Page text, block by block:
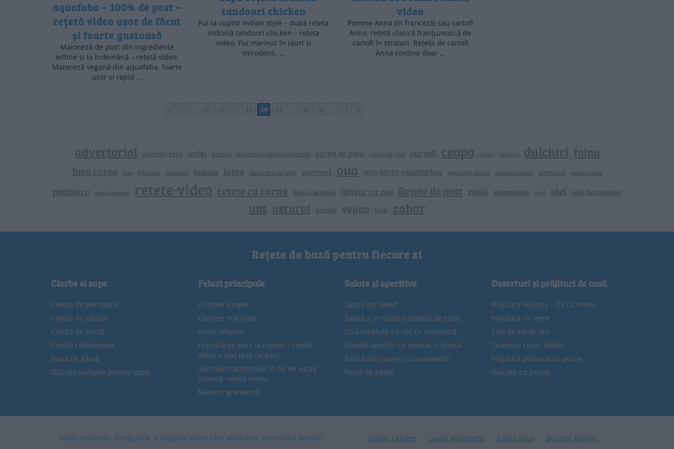
aquafaba – 100% de post –
rețetă video ușor de făcut
și foarte gustoasă
Maioneză de post din ingrediente
ieftine și la îndemână – rețetă video.
Maioneză vegană din aquafaba, foarte
ușor și rapid …
tandoori chicken
Pui la cuptor indian style – după rețeta
indiană tandoori chicken – rețeta
video. Pui marinat în iaurt și
mirodenii, …
video
Pomme Anna (în franceză) sau cartofi
Anna, rețetă clasică franțuzească de
cartofi în straturi. Rețeta de cartofi
Anna conține doar …
« < ... 10 20 ... 33 34 35 ... 40 50 ... > »
advertorial aperitiv rece ardei branza bucataria multiculturala carne de porc carne de vita cartofi ceapa desert dovlecei dulciuri faina
fara carne free friptura fursecuri lamaie lapte mancare de post morcovi oua ovo-lacto-vegetarian patiserie dulce patiserie sarata patrunjel pentru iarna
prajitura reteta italiana retete-video retete cu carne Retete de Pasti Rețete cu pui Rețete de post rosii smantana tort ulei ulei de masline
unt usturoi vanilie vegan web zahar
Rețete de bază pentru fiecare zi
Ciorbe si supe
Ciorba de perișoare
Ciorbă de văcuță
Ciorbă de burtă
Ciorbă rădăuțeană
Supă de găină
Găluște pufoase pentru supă
Feluri principale
Chiftele simple
Chiftele marinate
Ardei umpluți
Friptură de porc la cuptor – rețetă
video + text (pas cu pas)
Sarmale tradiționale în foi de varză
murată, rețetă video
Musaca grecească
Salate și aperitive
Salată de boeuf
Salată a la russe (varianta de post)
Ouă umplute cu sos cu maioneză
Ruladă aperitiv cu spanac și șuncă
Salată de ciuperci cu maioneză
Pastă de pește
Deserturi și prăjituri de casă
Prăjitura Albinița – foi cu miere
Prăjitură cu mere
Tort de zahăr ars
Tiramisu clasic italian
Prăjitură pufoasă cu prune
Găluște cu prune
Toate articolele, fotografiile și clipurile video care alcătuiesc conținutul acestui
Savori Urbane Laura Adamache Laura Sava
Bucatar Maniac